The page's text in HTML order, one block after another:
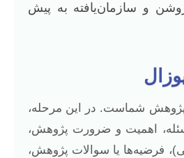
و سازمان‌یافته به پیش
پژوهش شماست. در این مرحله،
اهمیت و ضرورت پژوهش،
فرضیه‌ها یا سوالات پژوهش،